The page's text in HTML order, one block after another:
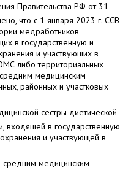
Правительства РФ от 31
что с 1 января 2023 г. ССВ
медработников
в государственную и
и участвующих в
либо территориальных
медицинским
районных и участковых
сестры диетической
входящей в государственную
и участвующей в
средним медицинским